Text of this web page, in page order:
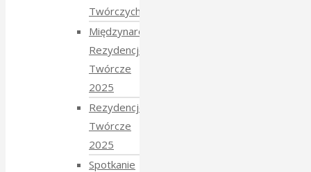
Twórczych 2026
Międzynarodowe
Rezydencje
Twórcze
2025
Rezydencje
Twórcze
2025
Spotkanie